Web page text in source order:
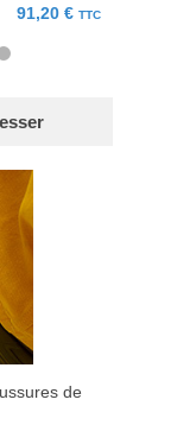
91,20 € TTC
de